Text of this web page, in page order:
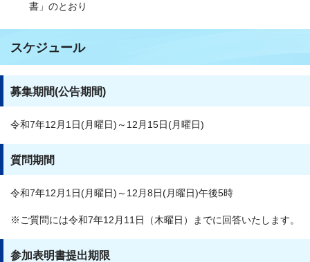
書」のとおり
スケジュール
募集期間(公告期間)
令和7年12月1日(月曜日)～12月15日(月曜日)
質問期間
令和7年12月1日(月曜日)～12月8日(月曜日)午後5時
※ご質問には令和7年12月11日（木曜日）までに回答いたします。
参加表明書提出期限